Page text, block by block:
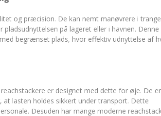
og præcision. De kan nemt manøvrere i trange
på lageret eller i havnen. Denne
begrænset plads, hvor effektiv udnyttelse af
er designet med dette for øje. De er
at lasten holdes sikkert under transport. Dette
Desuden har mange moderne